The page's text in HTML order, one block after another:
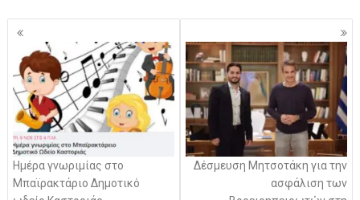
Πλοήγηση
άρθρων
Ημέρα γνωριμίας στο
Μπαϊρακτάριο Δημοτικό
Δέσμευση Μητσοτάκη για την
ασφάλιση των